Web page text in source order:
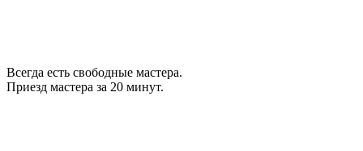
Всегда есть свободные мастера.
Приезд мастера за 20 минут.